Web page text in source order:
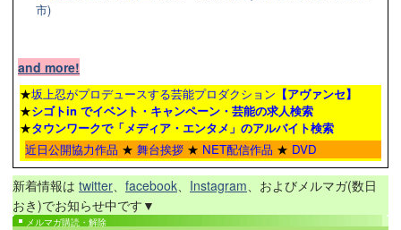
市)
and more!
★坂上忍がプロデュースする芸能プロダクション 【アヴァンセ】
★シゴトin でイベント・キャンペーン・芸能の求人検索
★タウンワークで「メディア・エンタメ」のアルバイト検索
近日公開協力作品 ★ 舞台挨拶 ★ NET配信作品 ★ DVD
新着情報は twitter、 facebook、 Instagram、およびメルマガ(数日
おき)でお知らせ中です▼
メルマガ購読・解除